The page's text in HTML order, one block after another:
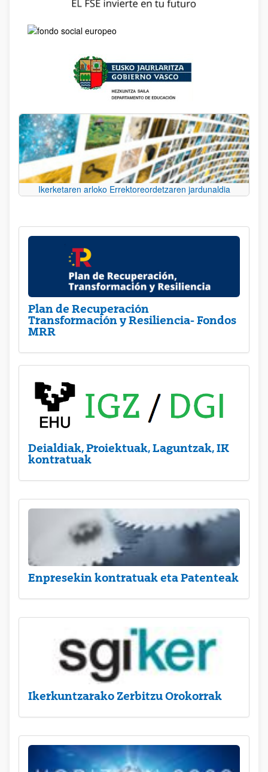
Ikerketaren arloko Errektoreordetzaren jardunaldia
Plan de Recuperación
Transformación y Resiliencia- Fondos
MRR
Deialdiak, Proiektuak, Laguntzak, IK
kontratuak
Enpresekin kontratuak eta Patenteak
Ikerkuntzarako Zerbitzu Orokorrak